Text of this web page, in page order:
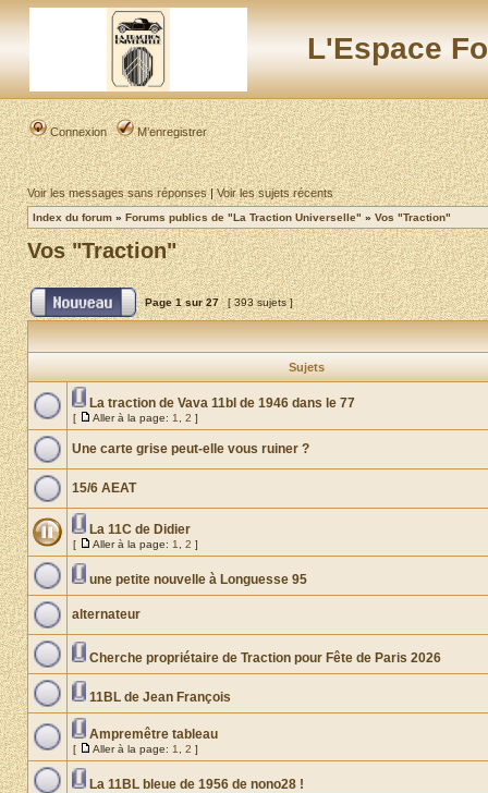
L'Espace
Connexion M’enregistrer
Voir les messages sans réponses|Voir les sujets récents
Index du forum » Forums publics de "La Traction Universelle" » Vos "Traction"
Vos "Traction"
Page1sur27 [ 393 sujets ]
Sujets
La traction de Vava 11bl de 1946 dans le 77
[ Aller à la page: 1 2 ]
Une carte grise peut-elle vous ruiner ?
15/6 AEAT
La 11C de Didier
[ Aller à la page: 1 2 ]
une petite nouvelle à Longuesse 95
alternateur
Cherche propriétaire de Traction pour Fête de Paris 2026
11BL de Jean François
Ampremêtre tableau
[ Aller à la page: 1 2 ]
La 11BL bleue de 1956 de nono28 !